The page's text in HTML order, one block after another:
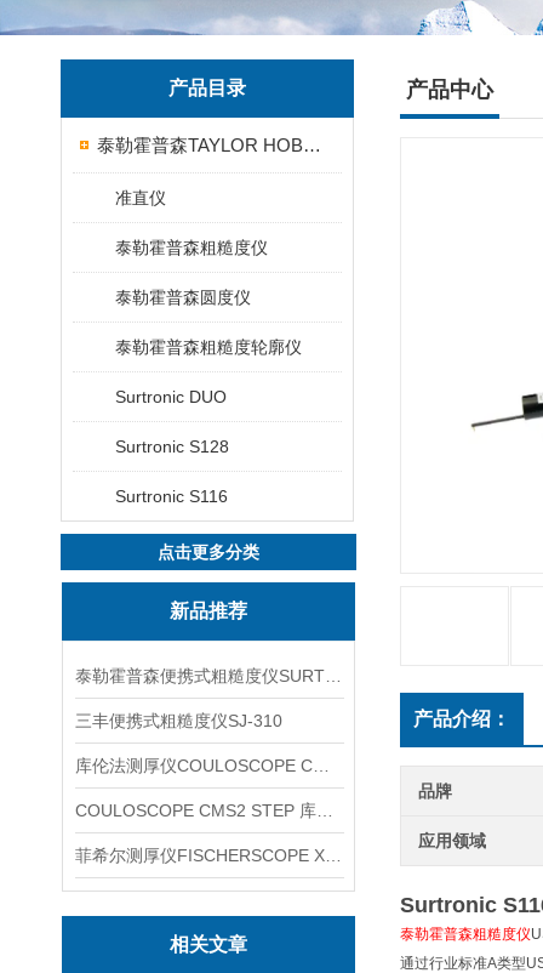
产品目录
泰勒霍普森TAYLOR HOBSON粗糙度仪
准直仪
泰勒霍普森粗糙度仪
泰勒霍普森圆度仪
泰勒霍普森粗糙度轮廓仪
Surtronic DUO
Surtronic S128
Surtronic S116
点击更多分类
新品推荐
三丰便携式粗糙度仪SJ-310
相关文章
产品中心
产品介绍：
品牌
应用领域
Surtronic
泰勒霍普森粗糙度仪
通过行业标准A类型